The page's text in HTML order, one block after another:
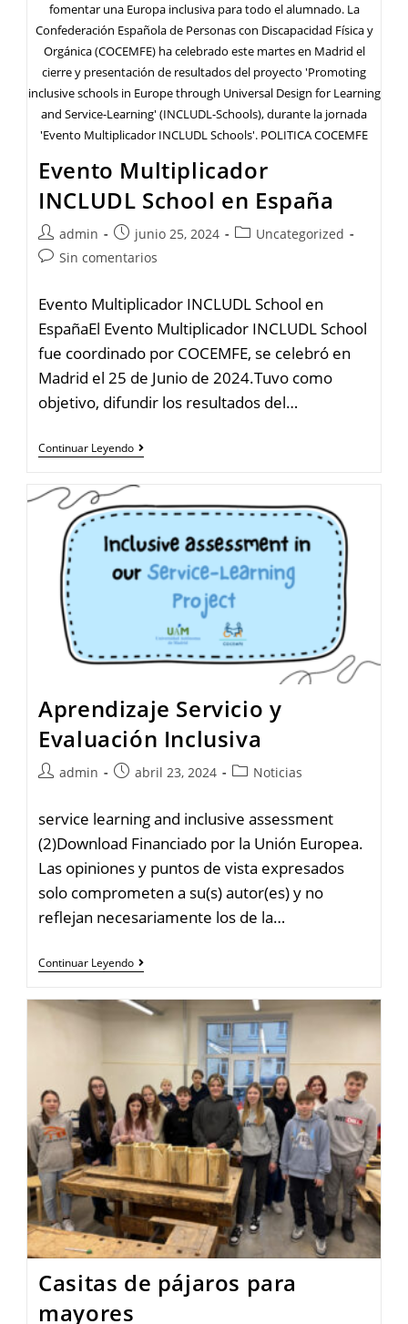
fomentar una Europa inclusiva para todo el alumnado. La
Confederación Española de Personas con Discapacidad Física y
Orgánica (COCEMFE) ha celebrado este martes en Madrid el
cierre y presentación de resultados del proyecto 'Promoting
inclusive schools in Europe through Universal Design for Learning
and Service-Learning' (INCLUDL-Schools), durante la jornada
'Evento Multiplicador INCLUDL Schools'. POLITICA COCEMFE
Evento Multiplicador
INCLUDL School en España
admin junio 25, 2024
Uncategorized
Sin comentarios
Evento Multiplicador INCLUDL School en
EspañaEl Evento Multiplicador INCLUDL School
fue coordinado por COCEMFE, se celebró en
Madrid el 25 de Junio de 2024.Tuvo como
objetivo, difundir los resultados del…
Continuar Leyendo
Aprendizaje Servicio y
Evaluación Inclusiva
admin abril 23, 2024 Noticias
service learning and inclusive assessment
(2)Download Financiado por la Unión Europea.
Las opiniones y puntos de vista expresados
solo comprometen a su(s) autor(es) y no
reflejan necesariamente los de la…
Continuar Leyendo
Casitas de pájaros para
mayores